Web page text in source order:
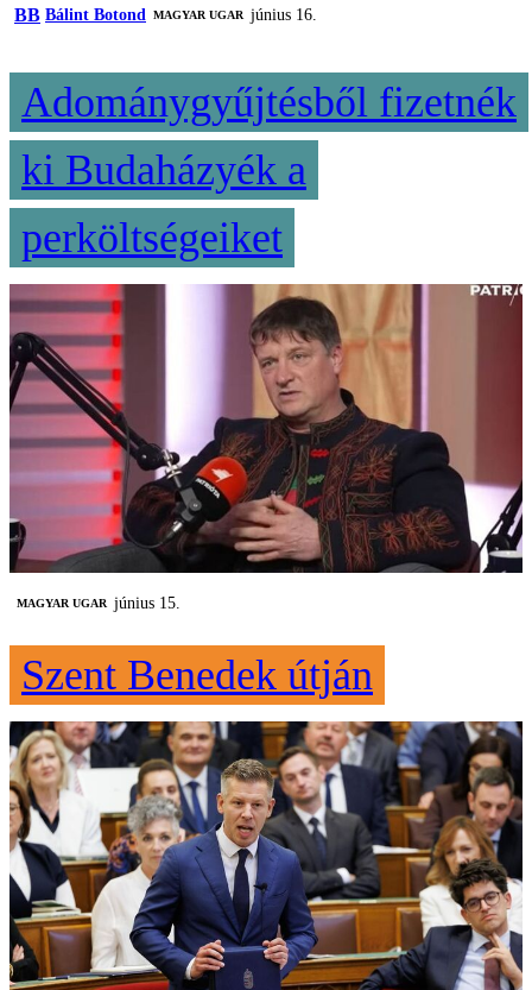
BB Bálint Botond MAGYAR UGAR június 16.
Adománygyűjtésből fizetnék
ki Budaházyék a
perköltségeiket
MAGYAR UGAR június 15.
Szent Benedek útján